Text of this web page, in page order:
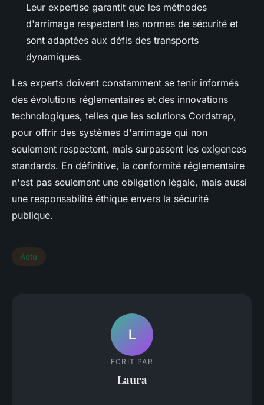
Leur expertise garantit que les méthodes
d'arrimage respectent les normes de sécurité et
sont adaptées aux défis des transports
dynamiques.
Les experts doivent constamment se tenir informés
des évolutions réglementaires et des innovations
technologiques, telles que les solutions Cordstrap,
pour offrir des systèmes d'arrimage qui non
seulement respectent, mais surpassent les exigences
standards. En définitive, la conformité réglementaire
n'est pas seulement une obligation légale, mais aussi
une responsabilité éthique envers la sécurité
publique.
Actu
L
ECRIT PAR
Laura